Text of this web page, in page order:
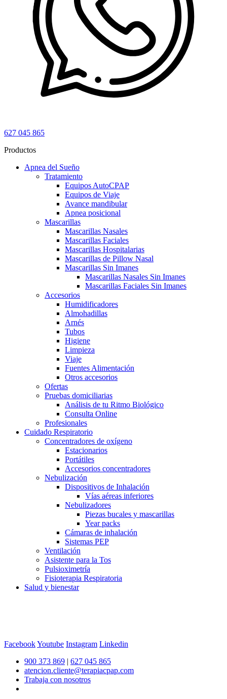
627 045 865
Productos
Apnea del Sueño
Tratamiento
Equipos AutoCPAP
Equipos de Viaje
Avance mandibular
Apnea posicional
Mascarillas
Mascarillas Nasales
Mascarillas Faciales
Mascarillas Hospitalarias
Mascarillas de Pillow Nasal
Mascarillas Sin Imanes
Mascarillas Nasales Sin Imanes
Mascarillas Faciales Sin Imanes
Accesorios
Humidificadores
Almohadillas
Arnés
Tubos
Higiene
Limpieza
Viaje
Fuentes Alimentación
Otros accesorios
Ofertas
Pruebas domiciliarias
Análisis de tu Ritmo Biológico
Consulta Online
Profesionales
Cuidado Respiratorio
Concentradores de oxígeno
Estacionarios
Portátiles
Accesorios concentradores
Nebulización
Dispositivos de Inhalación
Vías aéreas inferiores
Nebulizadores
Piezas bucales y mascarillas
Year packs
Cámaras de inhalación
Sistemas PEP
Ventilación
Asistente para la Tos
Pulsioximetría
Fisioterapia Respiratoria
Salud y bienestar
FacebookYoutube Instagram Linkedin
900 373 869 | 627 045 865
atencion.cliente@terapiacpap.com
Trabaja con nosotros